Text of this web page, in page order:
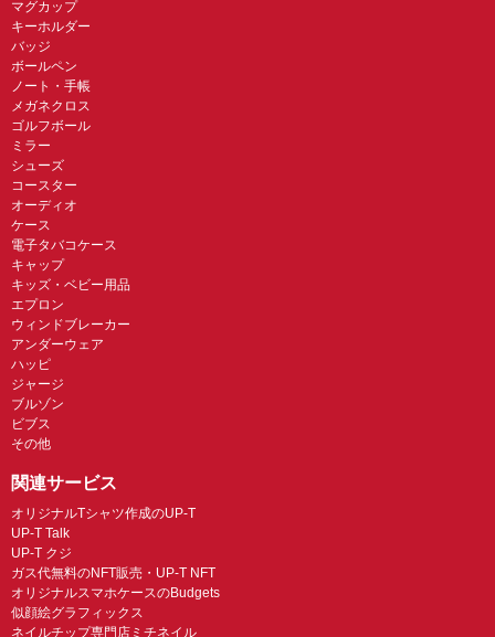
マグカップ
キーホルダー
バッジ
ボールペン
ノート・手帳
メガネクロス
ゴルフボール
ミラー
シューズ
コースター
オーディオ
ケース
電子タバコケース
キャップ
キッズ・ベビー用品
エプロン
ウィンドブレーカー
アンダーウェア
ハッピ
ジャージ
ブルゾン
ビブス
その他
関連サービス
オリジナルTシャツ作成のUP-T
UP-T Talk
UP-T クジ
ガス代無料のNFT販売・UP-T NFT
オリジナルスマホケースのBudgets
似顔絵グラフィックス
ネイルチップ専門店ミチネイル